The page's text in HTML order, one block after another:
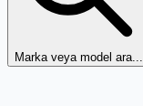
Marka veya model ara...